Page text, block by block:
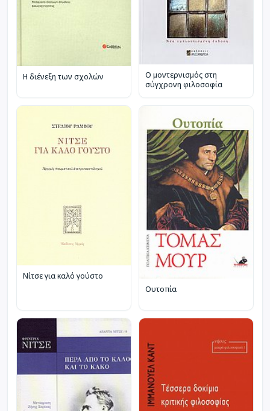
Η διένεξη των σχολών
Ο μοντερνισμός στη
σύγχρονη φιλοσοφία
Νίτσε για καλό γούστο
Ουτοπία